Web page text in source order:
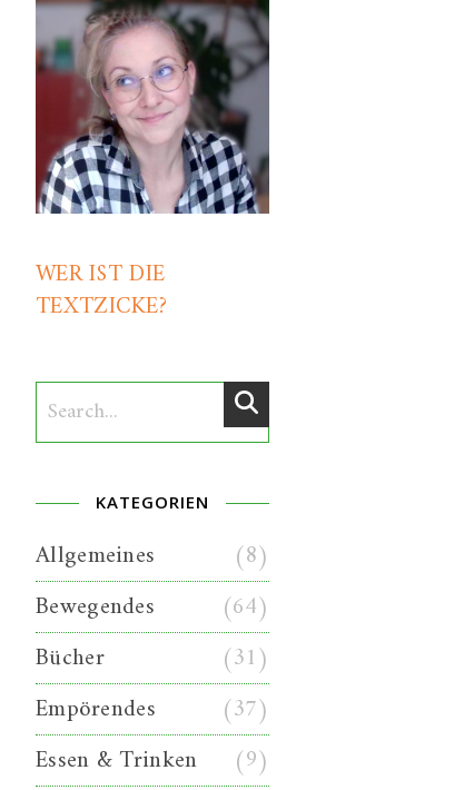
WER IST DIE
TEXTZICKE?
KATEGORIEN
Allgemeines
(8)
Bewegendes
(64)
Bücher
(31)
Empörendes
(37)
Essen & Trinken
(9)